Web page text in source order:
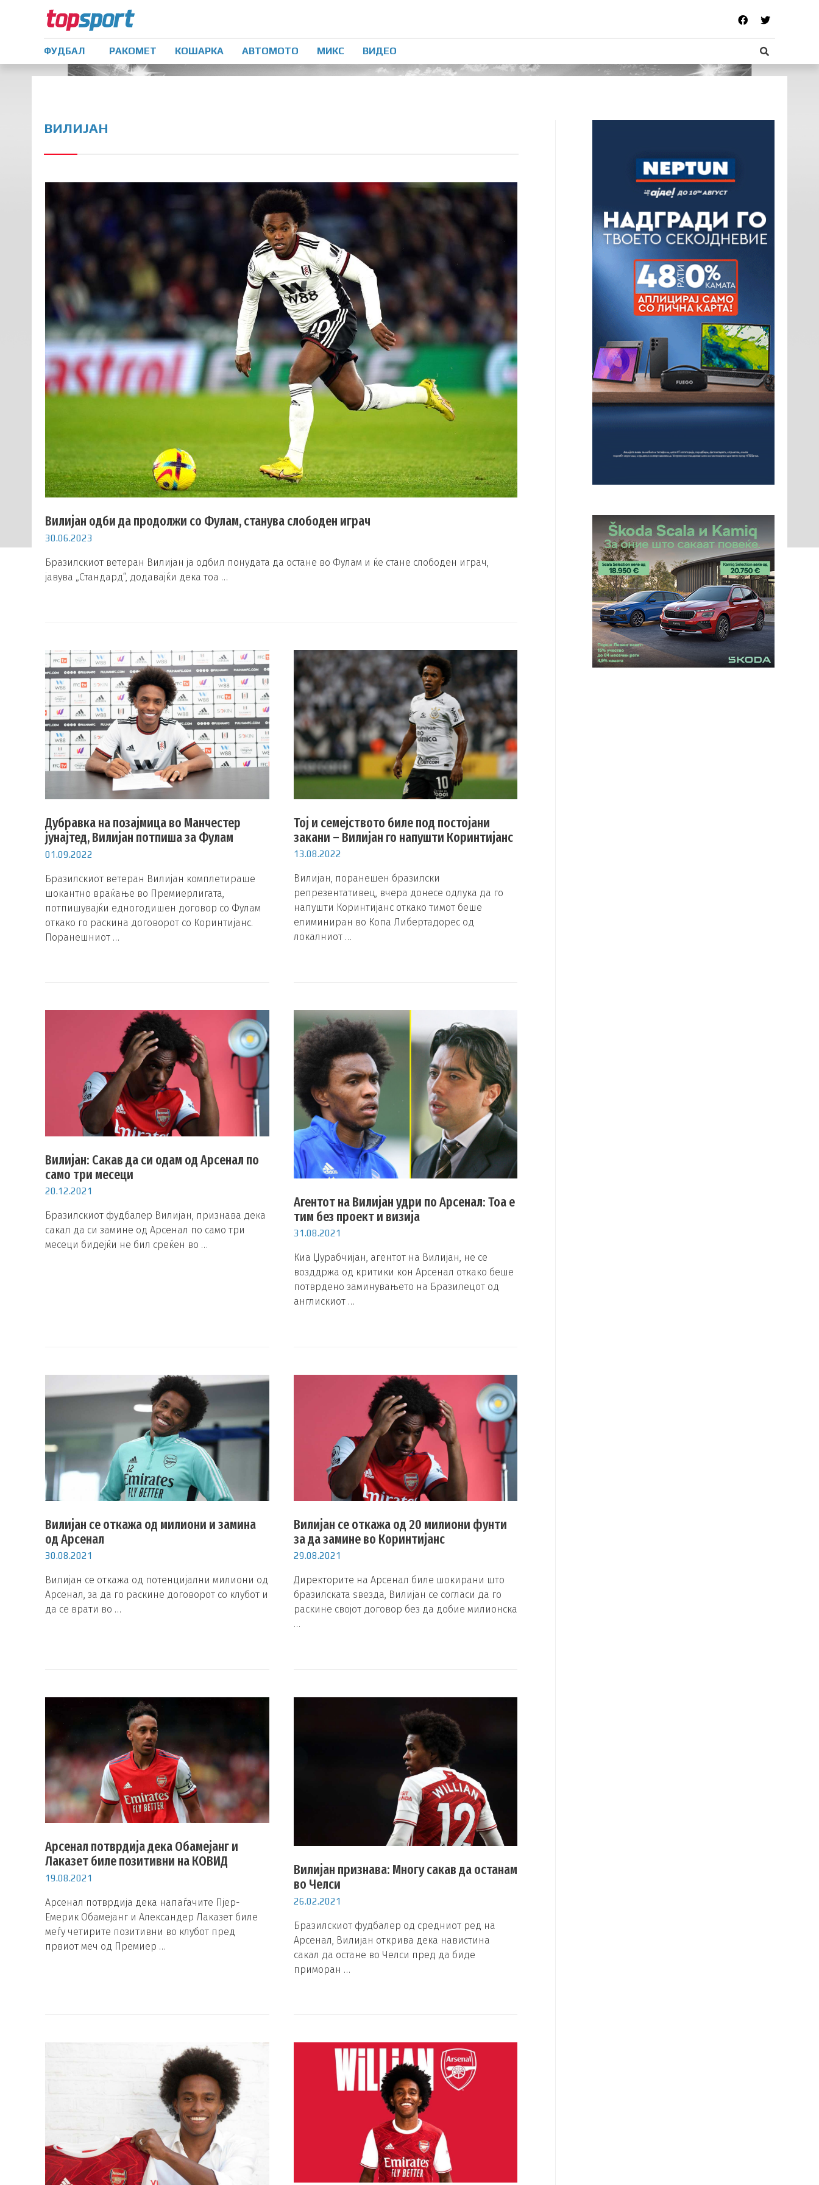
ФУДБАЛ РАКОМЕТ КОШАРКА АВТОМОТО МИКС ВИДЕО
ВИЛИЈАН
Вилијан одби да продолжи со Фулам, станува слободен играч
30.06.2023
Бразилскиот ветеран Вилијан ја одбил понудата да остане во Фулам и ќе стане слободен играч,
јавува „Стандард“, додавајќи дека тоа …
Дубравка на позајмица во Манчестер
јунајтед, Вилијан потпиша за Фулам
01.09.2022
Бразилскиот ветеран Вилијан комплетираше
шокантно враќање во Премиерлигата,
потпишувајќи едногодишен договор со Фулам
откако го раскина договорот со Коринтијанс.
Поранешниот …
Тој и семејството биле под постојани
закани – Вилијан го напушти Коринтијанс
13.08.2022
Вилијан, поранешен бразилски
репрезентативец, вчера донесе одлука да го
напушти Коринтијанс откако тимот беше
елиминиран во Копа Либертадорес од
локалниот …
Вилијан: Сакав да си одам од Арсенал по
само три месеци
20.12.2021
Бразилскиот фудбалер Вилијан, признава дека
сакал да си замине од Арсенал по само три
месеци бидејќи не бил среќен во …
Агентот на Вилијан удри по Арсенал: Тоа е
тим без проект и визија
31.08.2021
Киа Џурабчијан, агентот на Вилијан, не се
возддржа од критики кон Арсенал откако беше
потврдено заминувањето на Бразилецот од
англискиот …
Вилијан се откажа од милиони и замина
од Арсенал
30.08.2021
Вилијан се откажа од потенцијални милиони од
Арсенал, за да го раскине договорот со клубот и
да се врати во …
Вилијан се откажа од 20 милиони фунти
за да замине во Коринтијанс
29.08.2021
Директорите на Арсенал биле шокирани што
бразилската ѕвезда, Вилијан се согласи да го
раскине својот договор без да добие милионска
…
Арсенал потврдија дека Обамејанг и
Лаказет биле позитивни на КОВИД
19.08.2021
Арсенал потврдија дека напаѓачите Пјер-
Емерик Обамејанг и Александер Лаказет биле
меѓу четирите позитивни во клубот пред
првиот меч од Премиер …
Вилијан признава: Многу сакав да останам
во Челси
26.02.2021
Бразилскиот фудбалер од средниот ред на
Арсенал, Вилијан открива дека навистина
сакал да остане во Челси пред да биде
приморан …